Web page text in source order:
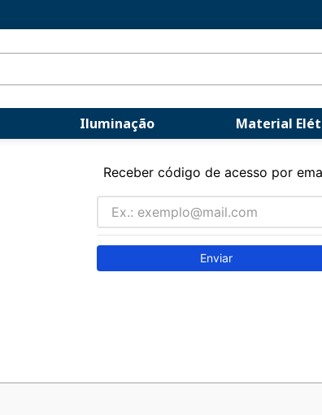
Iluminação Material
Receber código de acesso por
Enviar